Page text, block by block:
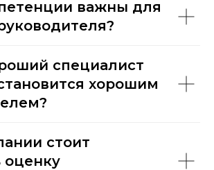
важны для
специалист
хорошим
стоит
оценку